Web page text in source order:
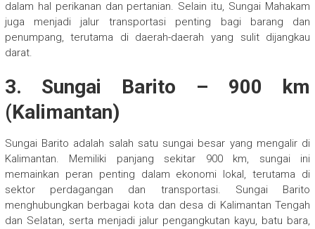
dalam hal perikanan dan pertanian. Selain itu, Sungai Mahakam
juga menjadi jalur transportasi penting bagi barang dan
penumpang, terutama di daerah-daerah yang sulit dijangkau
darat.
3. Sungai Barito – 900 km
(Kalimantan)
Sungai Barito adalah salah satu sungai besar yang mengalir di
Kalimantan. Memiliki panjang sekitar 900 km, sungai ini
memainkan peran penting dalam ekonomi lokal, terutama di
sektor perdagangan dan transportasi. Sungai Barito
menghubungkan berbagai kota dan desa di Kalimantan Tengah
dan Selatan, serta menjadi jalur pengangkutan kayu, batu bara,